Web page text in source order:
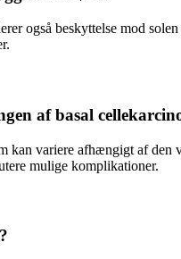
også beskyttelse mod
af basal
kan variere afhængigt af
mulige komplikationer.